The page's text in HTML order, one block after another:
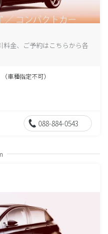
料金、ご予約はこちらから各
種指定不可）
088-884-0543